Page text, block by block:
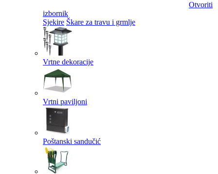
Otvoriti
izbornik
Sjekire Škare za travu i grmlje
Vrtne dekoracije
Vrtni paviljoni
Poštanski sandučić